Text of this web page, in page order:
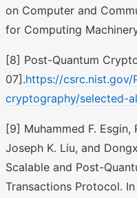
on Computer and
for Computing
[8] Post-Quantum
07].https://
cryptography/selected-
[9] Muhammed F. Esgin,
Joseph K. Liu, and
Scalable and Post-
Transactions Protocol.